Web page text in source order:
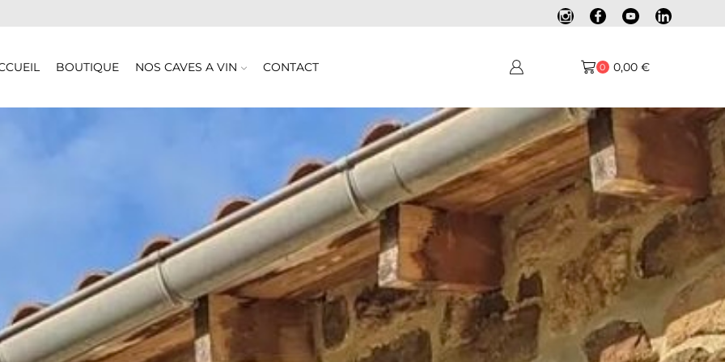
BOUTIQUE NOS CAVES A VIN CONTACT 0 0,00 €